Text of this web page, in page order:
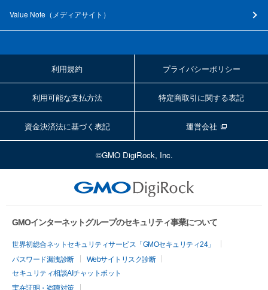
Value Note（ メディアサイト ）
利用規約 プライバシーポリシー
利用可能な支払方法 特定商取引に関する表記
資金決済法に基づく表記 運営会社
©GMO DigiRock, Inc.
GMOインターネットグループのセキュリティ事業について
世界初総合ネットセキュリティサービス「GMOセキュリティ24」
パスワード漏洩診断
Webサイトリスク診断
セキュリティ相談AIチャットボット
実在証明・盗聴対策